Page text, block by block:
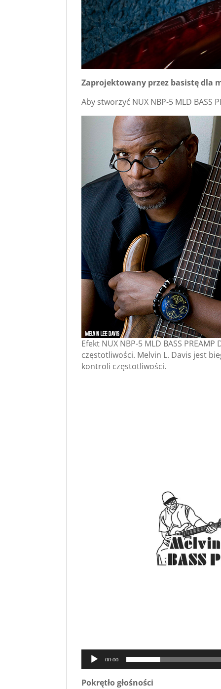
Zaprojektowany przez basistę dla
Aby stworzyć NUX NBP-5 MLD BASS
Efekt NUX NBP-5 MLD BASS
częstotliwości. Melvin L. Davis jest
kontroli częstotliwości.
00:00
Pokrętło głośności